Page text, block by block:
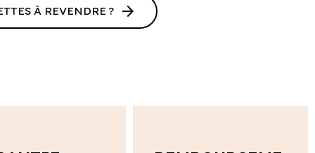
À REVENDRE ? arrow_forward